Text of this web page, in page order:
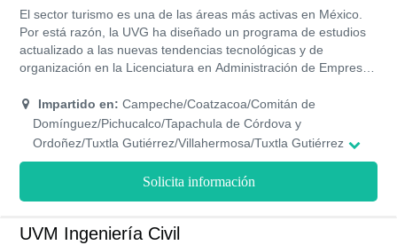
El sector turismo es una de las áreas más activas en México.
Por está razón, la UVG ha diseñado un programa de estudios
actualizado a las nuevas tendencias tecnológicas y de
organización en la Licenciatura en Administración de Empresas
dentro de sus campus, en horarios cómodos y con la
orientación de profesores capacitados.
Impartido en: Campeche/Coatzacoa/Comitán de
Domínguez/Pichucalco/Tapachula de Córdova y
Ordoñez/Tuxtla Gutiérrez/Villahermosa/Tuxtla Gutiérrez
Solicita información
UVM Ingeniería Civil